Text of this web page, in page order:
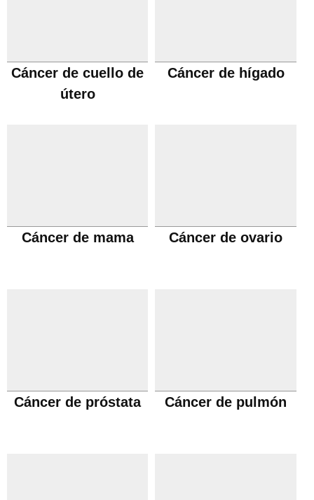
Cáncer de cuello de
útero
Cáncer de hígado
Cáncer de mama Cáncer de ovario
Cáncer de próstata Cáncer de pulmón